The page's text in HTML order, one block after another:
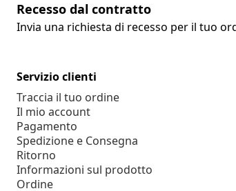
Recesso dal contratto
Invia una richiesta di recesso per il tuo
Servizio clienti
Traccia il tuo ordine
Il mio account
Pagamento
Spedizione e Consegna
Ritorno
Informazioni sul prodotto
Ordine